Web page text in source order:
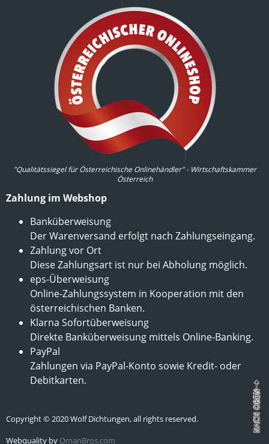
"Qualitätssiegel für Österreichische Onlinehändler" - Wirtschaftskammer
Österreich
Zahlung im Webshop
Banküberweisung
Der Warenversand erfolgt nach Zahlungseingang.
Zahlung vor Ort
Diese Zahlungsart ist nur bei Abholung möglich.
eps-Überweisung
Online-Zahlungssystem in Kooperation mit den
österreichischen Banken.
Klarna Sofortüberweisung
Direkte Banküberweisung mittels Online-Banking.
PayPal
Zahlungen via PayPal-Konto sowie Kredit- oder
Debitkarten.
Copyright © 2020 Wolf Dichtungen, all rights reserved.
Webquality by OmanBros.com